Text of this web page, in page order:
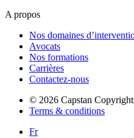
A propos
Nos domaines
Avocats
Nos formations
Carrières
Contactez-nous
© 2026 Capstan
Terms & conditions
Fr